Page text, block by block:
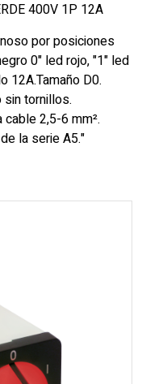
400V 1P 12A
por posiciones
0" led rojo, "1" led
12A.Tamaño D0.
sin tornillos.
2,5-6 mm².
la serie A5."